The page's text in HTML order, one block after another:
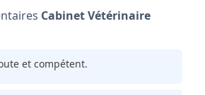
Cabinet Vétérinaire
et compétent.